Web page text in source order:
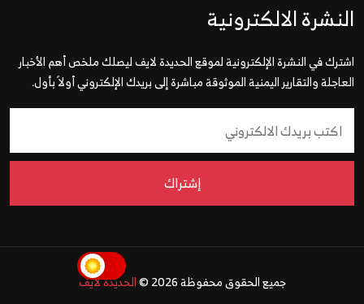
النشرة الالكترونية
اشترك في النشرة الإلكترونية لموقع الحديدة لايف ليصلك ملخص أهم الأخبار
العاجلة والتقارير اليمنية الموثوقة مباشرة إلى بريدك الإلكتروني أولاً بأول.
إشتراك
جميع الحقوق محفوظة 2026 © الحديدة لايف